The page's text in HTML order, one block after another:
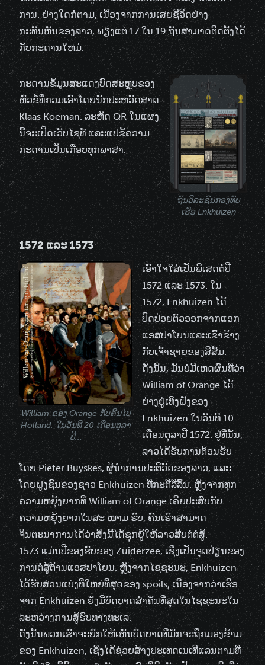
ການ. ຢ່າງໃດກໍ່ຕາມ, ເນື່ອງຈາກການເສຍຊີວິດຢ່າງ
ກະທັນຫັນຂອງລາວ, ພຽງແຕ່ 17 ໃນ 19 ຖັນສາມາດຕິດຕັ້ງໄດ້
ກັບກະດານໃຫມ່.
ຖັນວິລະຊົນກອງທັບ
ເຮືອ Enkhuizen
ກະດານຂໍ້ມູນສະແດງບົດສະຫຼຸບຂອງ
ຫົວຂໍ້ທີ່ກວມເອົາໂດຍນັກປະຫວັດສາດ
Klaas Koeman. ລະຫັດ QR ໃນແຜງ
ນີ້ຈະເປີດເວັບໄຊທ໌ ແລະແປຂໍ້ຄວາມ
ກະດານເປັນເກືອບທຸກພາສາ.
1572 ແລະ 1573
William ຂອງ Orange ກັບຄືນໄປ
Holland. ໃນວັນທີ 20 ເດືອນຕຸລາ
ປີ...
ເອົາໃຈໃສ່ເປັນພິເສດຕໍ່ປີ
1572 ແລະ 1573. ໃນ
1572, Enkhuizen ໄດ້
ປົດປ່ອຍຕົວອອກຈາກແອກ
ແອສປາໂຍນແລະເຂົ້າຂ້າງ
ກັບເຈົ້າຊາຍຂອງສີສົ້ມ.
ດັ່ງນັ້ນ, ມັນບໍ່ມີເຫດຜົນທີ່ວ່າ
William of Orange ໄດ້
ຍ່າງຢູ່ເທິງຝັ່ງຂອງ
Enkhuizen ໃນວັນທີ 10
ເດືອນຕຸລາປີ 1572. ຢູ່ທີ່ນັ້ນ,
ລາວໄດ້ຮັບການຕ້ອນຮັບ
ໂດຍ Pieter Buyskes, ຜູ້ນໍາການປະຕິວັດຂອງລາວ, ແລະ
ໂດຍຝູງຊົນຂອງຊາວ Enkhuizen ທີ່ກະຕືລືລົ້ນ. ຫຼັງຈາກທຸກ
ຄວາມຫຍຸ້ງຍາກທີ່ William of Orange ເຄີຍປະສົບກັບ
ຄວາມຫຍຸ້ງຍາກໃນສະ ໜາມ ຮົບ, ຄົນເຮົາສາມາດ
ຈິນຕະນາການໄດ້ວ່າສິ່ງນີ້ໄດ້ຊຸກຍູ້ໃຫ້ລາວສືບຕໍ່ຕໍ່ສູ້.
1573 ແມ່ນປີຂອງຮົບຂອງ Zuiderzee, ເຊິ່ງເປັນຈຸດປ່ຽນຂອງ
ການຕໍ່ສູ້ຕ້ານແອສປາໂຍນ. ຫຼັງຈາກໄຊຊະນະ, Enkhuizen
ໄດ້ຮັບສ່ວນແບ່ງທີ່ໃຫຍ່ທີ່ສຸດຂອງ spoils, ເນື່ອງຈາກວ່າເຮືອ
ຈາກ Enkhuizen ຍັງມີບົດບາດສໍາຄັນທີ່ສຸດໃນໄຊຊະນະໃນ
ລະຫວ່າງການສູ້ຮົບທາງທະເລ.
ດັ່ງນັ້ນພວກເຮົາຈະຍົກໃຫ້ເຫັນບົດບາດທີ່ມັກຈະຖືກມອງຂ້າມ
ຂອງ Enkhuizen, ເຊິ່ງໄດ້ຊ່ວຍສ້າງປະເທດເນເທີແລນຕາມທີ່